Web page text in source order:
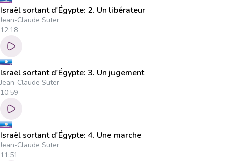
Israël sortant d'Égypte: 2. Un libérateur
Jean-Claude Suter
12:18
Israël sortant d'Égypte: 3. Un jugement
Jean-Claude Suter
10:59
Israël sortant d'Égypte: 4. Une marche
Jean-Claude Suter
11:51